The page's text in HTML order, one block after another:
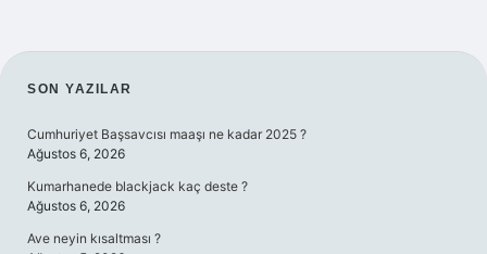
SIDEBAR
SON YAZILAR
Cumhuriyet Başsavcısı maaşı ne kadar 2025 ?
Ağustos 6, 2026
Kumarhanede blackjack kaç deste ?
Ağustos 6, 2026
Ave neyin kısaltması ?